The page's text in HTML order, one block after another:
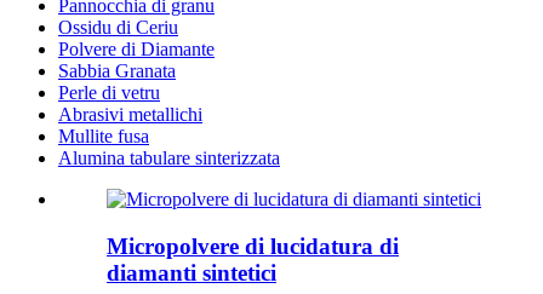
Pannocchia di granu
Ossidu di Ceriu
Polvere di Diamante
Sabbia Granata
Perle di vetru
Abrasivi metallichi
Mullite fusa
Alumina tabulare sinterizzata
Micropolvere di lucidatura di
diamanti sintetici